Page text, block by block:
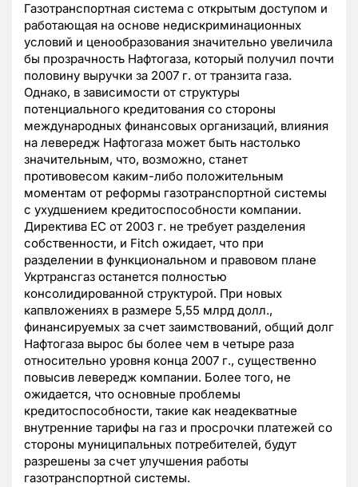
Газотранспортная система с открытым доступом и
работающая на основе недискриминационных
условий и ценообразования значительно увеличила
бы прозрачность Нафтогаза, который получил почти
половину выручки за 2007 г. от транзита газа.
Однако, в зависимости от структуры
потенциального кредитования со стороны
международных финансовых организаций, влияния
на левередж Нафтогаза может быть настолько
значительным, что, возможно, станет
противовесом каким-либо положительным
моментам от реформы газотранспортной системы
с ухудшением кредитоспособности компании.
Директива ЕС от 2003 г. не требует разделения
собственности, и Fitch ожидает, что при
разделении в функциональном и правовом плане
Укртрансгаз останется полностью
консолидированной структурой. При новых
капвложениях в размере 5,55 млрд долл.,
финансируемых за счет заимствований, общий долг
Нафтогаза вырос бы более чем в четыре раза
относительно уровня конца 2007 г., существенно
повысив левередж компании. Более того, не
ожидается, что основные проблемы
кредитоспособности, такие как неадекватные
внутренние тарифы на газ и просрочки платежей со
стороны муниципальных потребителей, будут
разрешены за счет улучшения работы
газотранспортной системы.